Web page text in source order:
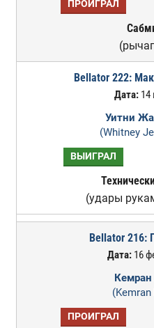
ПРОИГРАЛ
Bellator 222:
Дата:14
Уитни
(Whitney
ВЫИГРАЛ
(удары
Bellator 216:
Дата: 16
ПРОИГРАЛ